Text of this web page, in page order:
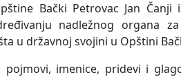
Bački Petrovac Jan Čanji
nadležnog organa
u državnoj svojini u Opštini
pojmovi, imenice, pridevi i